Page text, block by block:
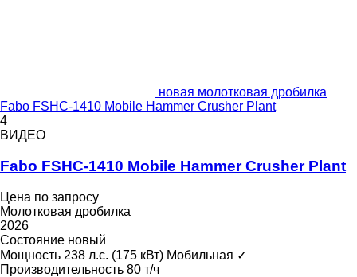
новая молотковая дробилка
Fabo FSHC-1410 Mobile Hammer Crusher Plant
4
ВИДЕО
Fabo FSHC-1410 Mobile Hammer Crusher Plant
Цена по запросу
Молотковая дробилка
2026
Состояние новый
Мощность 238 л.с. (175 кВт) Мобильная ✓
Производительность 80 т/ч